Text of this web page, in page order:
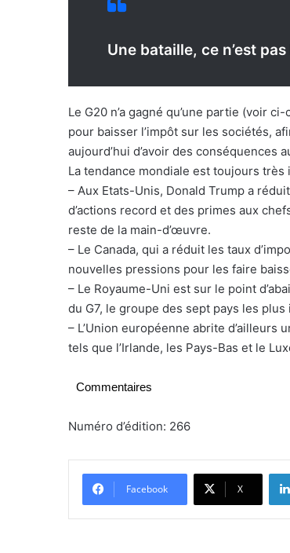
Une bataille, ce n’est
Le G20 n’a gagné qu’une partie (voir
pour baisser l’impôt sur les sociétés,
aujourd’hui d’avoir des
La tendance mondiale est toujours très
– Aux Etats-Unis, Donald Trump a
d’actions record et des primes aux
reste de la main-d’œuvre.
– Le Canada, qui a réduit les taux
nouvelles pressions pour les faire
– Le Royaume-Uni est sur le point
du G7, le groupe des sept pays les
– L’Union européenne abrite
tels que l’Irlande, les Pays-Bas et le
Commentaires
Numéro d’édition: 266
Facebook X